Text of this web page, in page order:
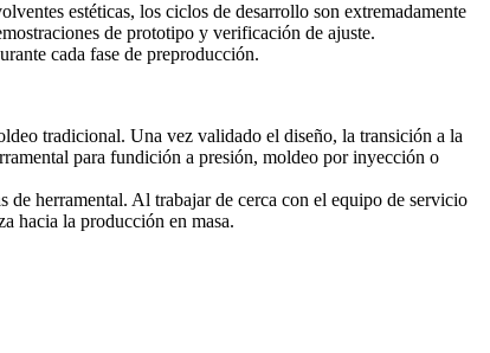
estéticas, los ciclos de desarrollo son extremadamente
de prototipo y verificación de ajuste.
cada fase de preproducción.
tradicional. Una vez validado el diseño, la transición a la
para fundición a presión, moldeo por inyección o
de herramental. Al trabajar de cerca con el equipo de servicio
hacia la producción en masa.